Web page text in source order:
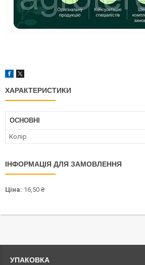
ХАРАКТЕРИСТИКИ
ОСНОВНІ
Колір
ІНФОРМАЦІЯ ДЛЯ ЗАМОВЛЕННЯ
Ціна: 16,50 ₴
УПАКОВКА